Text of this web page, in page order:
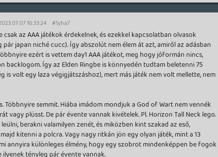
16:33:24 #1yha7
csak az AAA játékok érdekelnek, és ezekkel kapcsolatban olvasok
pár japan niché cucc). Így abszolút nem élem át azt, amiről az adásban
ezért is vettem day1 AAA játékot, meg hogy jóformán nincs,
backlogom. Így az Elden Ringbe is könnyedén tudtam beletenni 75
is volt egy laza végigjátszáshoz), mert más játék nem volt mellette, nem
Többnyire semmit. Hiába imádom mondjuk a God of Wart nem vennék
vagy plüsst. De pár évente vannak kivételek. Pl. Horizon Tall Neck lego.
berakni valamilyen zenét, és miközben kint szakad az eső,
kitenni a polcra. Vagy nagy ritkán jön egy olyan játék, mint a 13
annyira különleges élmény, hogy egy szobrot mindenképpen be fogok
ilyenek tényleg pár évente vannak.